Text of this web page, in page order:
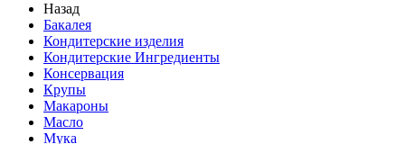
Назад
Бакалея
Кондитерские изделия
Кондитерские Ингредиенты
Консервация
Крупы
Макароны
Масло
Мука